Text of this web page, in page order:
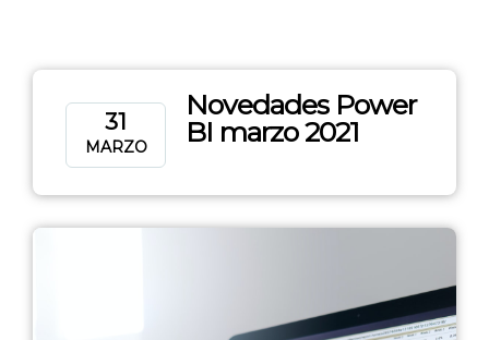
31
MARZO
Novedades Power
BI marzo 2021